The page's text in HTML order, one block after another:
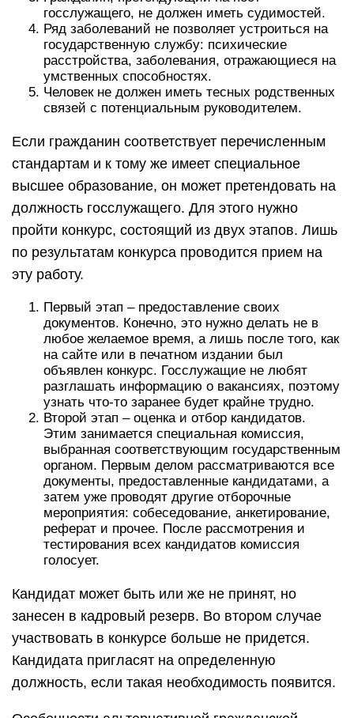
госслужащего, не должен иметь судимостей.
Ряд заболеваний не позволяет устроиться на
государственную службу: психические
расстройства, заболевания, отражающиеся на
умственных способностях.
Человек не должен иметь тесных родственных
связей с потенциальным руководителем.
Если гражданин соответствует перечисленным
стандартам и к тому же имеет специальное
высшее образование, он может претендовать на
должность госслужащего. Для этого нужно
пройти конкурс, состоящий из двух этапов. Лишь
по результатам конкурса проводится прием на
эту работу.
Первый этап – предоставление своих
документов. Конечно, это нужно делать не в
любое желаемое время, а лишь после того, как
на сайте или в печатном издании был
объявлен конкурс. Госслужащие не любят
разглашать информацию о вакансиях, поэтому
узнать что-то заранее будет крайне трудно.
Второй этап – оценка и отбор кандидатов.
Этим занимается специальная комиссия,
выбранная соответствующим государственным
органом. Первым делом рассматриваются все
документы, предоставленные кандидатами, а
затем уже проводят другие отборочные
мероприятия: собеседование, анкетирование,
реферат и прочее. После рассмотрения и
тестирования всех кандидатов комиссия
голосует.
Кандидат может быть или же не принят, но
занесен в кадровый резерв. Во втором случае
участвовать в конкурсе больше не придется.
Кандидата пригласят на определенную
должность, если такая необходимость появится.